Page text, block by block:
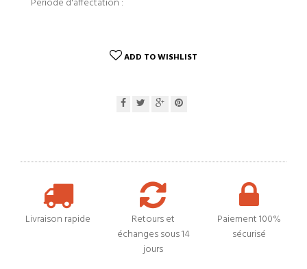
ADD TO WISHLIST
Livraison rapide
Retours et
échanges sous 14
jours
Paiement 100%
sécurisé